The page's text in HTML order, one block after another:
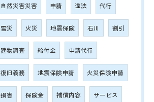
自然災害災害 申請 違法 代行
雪災 火災 地震保険 石川 割引
建物調査 給付金 申請代行
復旧義務 地震保険申請 火災保険申請
損害 保険金 補償内容 サービス